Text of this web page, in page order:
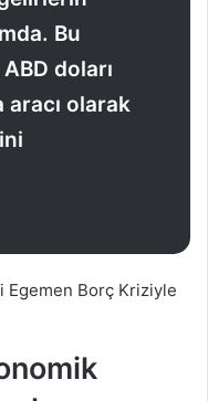
Bu
doları
olarak